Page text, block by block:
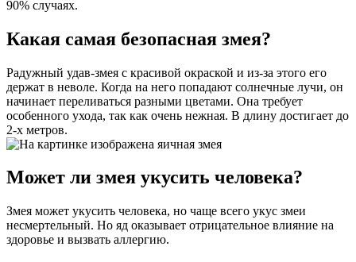
90% случаях.
Какая самая безопасная змея?
Радужный удав-змея с красивой окраской и из-за этого его
держат в неволе. Когда на него попадают солнечные лучи, он
начинает переливаться разными цветами. Она требует
особенного ухода, так как очень нежная. В длину достигает до
2-х метров.
Может ли змея укусить человека?
Змея может укусить человека, но чаще всего укус змеи
несмертельный. Но яд оказывает отрицательное влияние на
здоровье и вызвать аллергию.